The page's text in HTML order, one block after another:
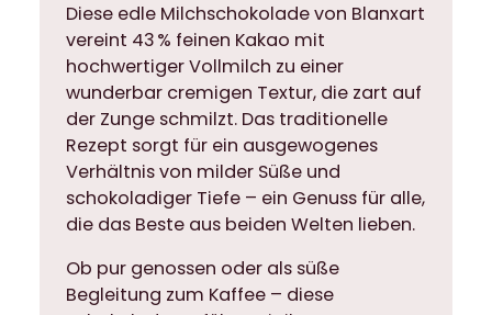
Diese edle Milchschokolade von Blanxart
vereint 43 % feinen Kakao mit
hochwertiger Vollmilch zu einer
wunderbar cremigen Textur, die zart auf
der Zunge schmilzt. Das traditionelle
Rezept sorgt für ein ausgewogenes
Verhältnis von milder Süße und
schokoladiger Tiefe – ein Genuss für alle,
die das Beste aus beiden Welten lieben.
Ob pur genossen oder als süße
Begleitung zum Kaffee – diese